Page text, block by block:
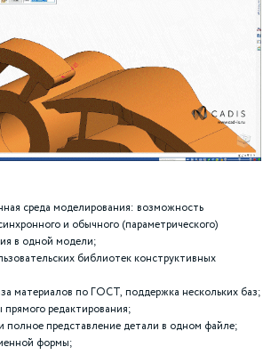
среда моделирования: возможность
и обычного (параметрического)
в одной модели;
библиотек конструктивных
материалов по ГОСТ, поддержка нескольких баз;
редактирования;
полное представление детали в одном файле;
формы;